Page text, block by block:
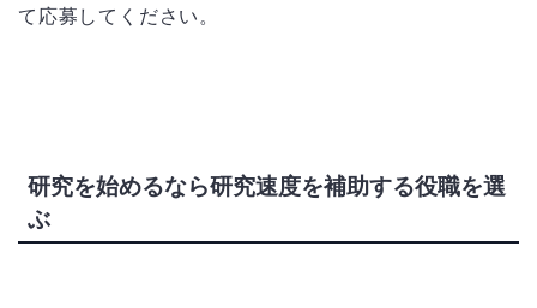
て応募してください。
研究を始めるなら研究速度を補助する役職を選
ぶ